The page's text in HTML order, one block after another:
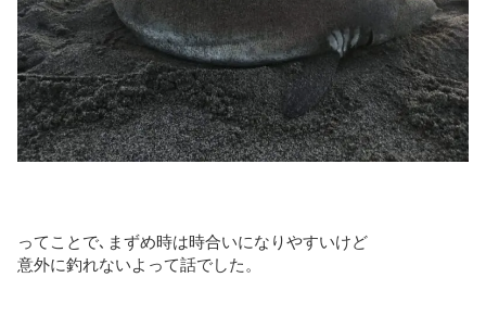
ってことで､まずめ時は時合いになりやすいけど
意外に釣れないよって話でした。